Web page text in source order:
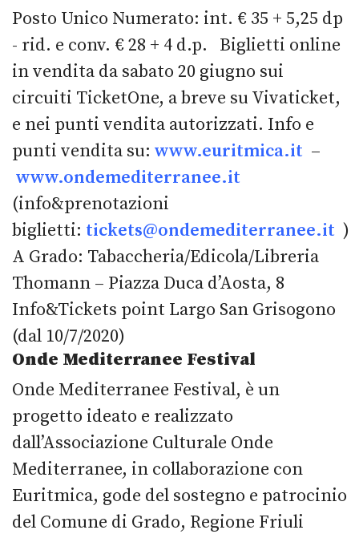
Posto Unico Numerato: int. € 35 + 5,25 dp
- rid. e conv. € 28 + 4 d.p. Biglietti online
in vendita da sabato 20 giugno sui
circuiti TicketOne, a breve su Vivaticket,
e nei punti vendita autorizzati. Info e
punti vendita su: www.euritmica.it –
www.ondemediterranee.it
(info&prenotazioni
biglietti: tickets@ondemediterranee.it )
A Grado: Tabaccheria/Edicola/Libreria
Thomann – Piazza Duca d’Aosta, 8
Info&Tickets point Largo San Grisogono
(dal 10/7/2020)
Onde Mediterranee Festival
Onde Mediterranee Festival, è un
progetto ideato e realizzato
dall’Associazione Culturale Onde
Mediterranee, in collaborazione con
Euritmica, gode del sostegno e patrocinio
del Comune di Grado, Regione Friuli